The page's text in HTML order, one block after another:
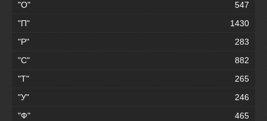
"О"
547
"П"
1430
"Р"
283
"С"
882
"Т"
265
"У"
246
"Ф"
465